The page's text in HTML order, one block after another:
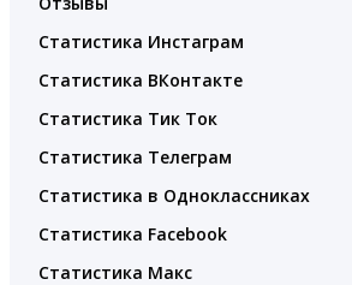
Статистика Инстаграм
Статистика ВКонтакте
Статистика Тик Ток
Статистика Телеграм
Статистика в Одноклассниках
Статистика Facebook
Статистика Макс